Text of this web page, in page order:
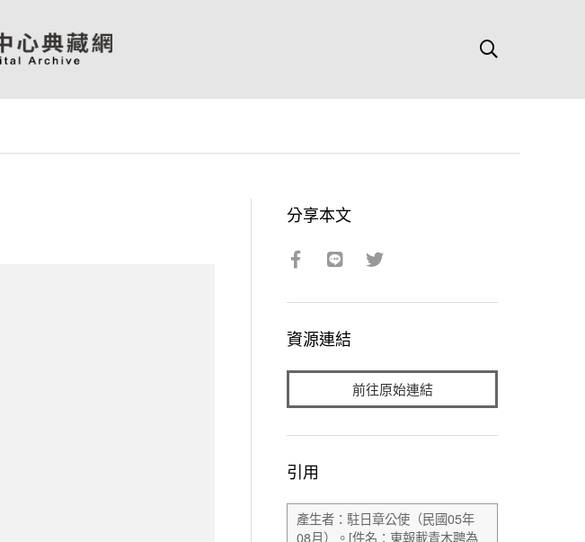
分享本文
資源連結
前往原始連結
引用